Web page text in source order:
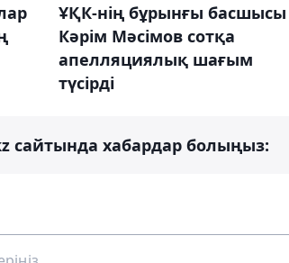
ҰҚК-нің бұрынғы басшысы
Кәрім Мәсімов сотқа
апелляциялық шағым
түсірді
сайтында хабардар болыңыз: